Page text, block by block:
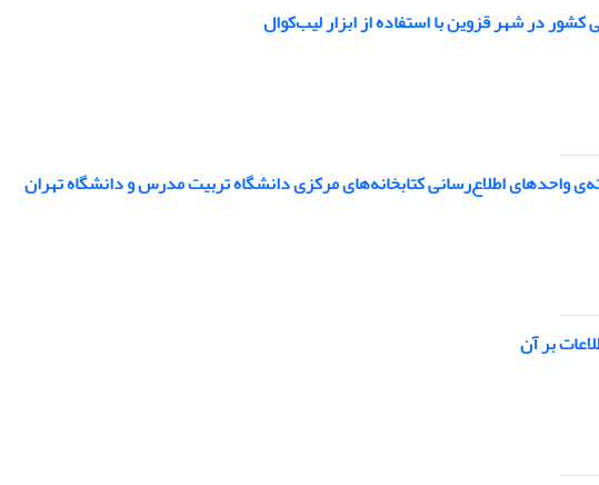
در شهر قزوین با استفاده از ابزار لیب‌کوال
واحدهای اطلاع‌رسانی کتابخانه‌های مرکزی دانشگاه تربیت مدرس و دانشگاه تهران